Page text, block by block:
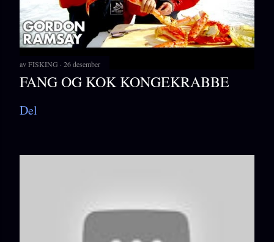
avFISKING 26 desember
FANG OG KOK KONGEKRABBE
Del